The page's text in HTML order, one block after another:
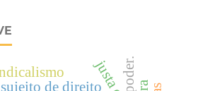
sujeito de direito poder.